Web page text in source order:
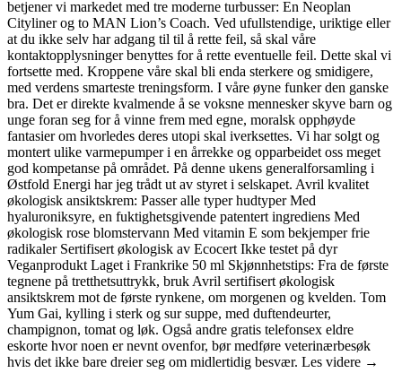
betjener vi markedet med tre moderne turbusser: En Neoplan
Cityliner og to MAN Lion’s Coach. Ved ufullstendige, uriktige eller
at du ikke selv har adgang til til å rette feil, så skal våre
kontaktopplysninger benyttes for å rette eventuelle feil. Dette skal vi
fortsette med. Kroppene våre skal bli enda sterkere og smidigere,
med verdens smarteste treningsform. I våre øyne funker den ganske
bra. Det er direkte kvalmende å se voksne mennesker skyve barn og
unge foran seg for å vinne frem med egne, moralsk opphøyde
fantasier om hvorledes deres utopi skal iverksettes. Vi har solgt og
montert ulike varmepumper i en årrekke og opparbeidet oss meget
god kompetanse på området. På denne ukens generalforsamling i
Østfold Energi har jeg trådt ut av styret i selskapet. Avril kvalitet
økologisk ansiktskrem: Passer alle typer hudtyper Med
hyaluroniksyre, en fuktighetsgivende patentert ingrediens Med
økologisk rose blomstervann Med vitamin E som bekjemper frie
radikaler Sertifisert økologisk av Ecocert Ikke testet på dyr
Veganprodukt Laget i Frankrike 50 ml Skjønnhetstips: Fra de første
tegnene på tretthetsuttrykk, bruk Avril sertifisert økologisk
ansiktskrem mot de første rynkene, om morgenen og kvelden. Tom
Yum Gai, kylling i sterk og sur suppe, med duftendeurter,
champignon, tomat og løk. Også andre gratis telefonsex eldre
eskorte hvor noen er nevnt ovenfor, bør medføre veterinærbesøk
hvis det ikke bare dreier seg om midlertidig besvær. Les videre →